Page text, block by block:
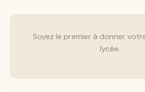
Soyez le premier à donner
lycée.